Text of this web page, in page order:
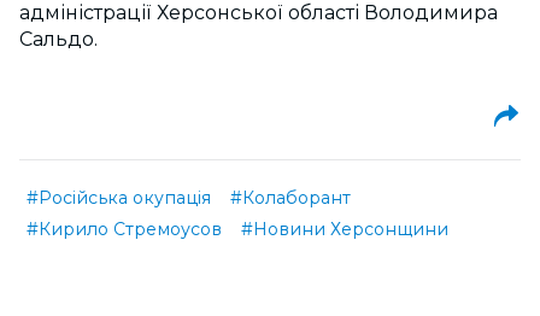
адміністрації Херсонської області Володимира
Сальдо.
#Російська окупація
#Колаборант
#Кирило Стремоусов
#Новини Херсонщини